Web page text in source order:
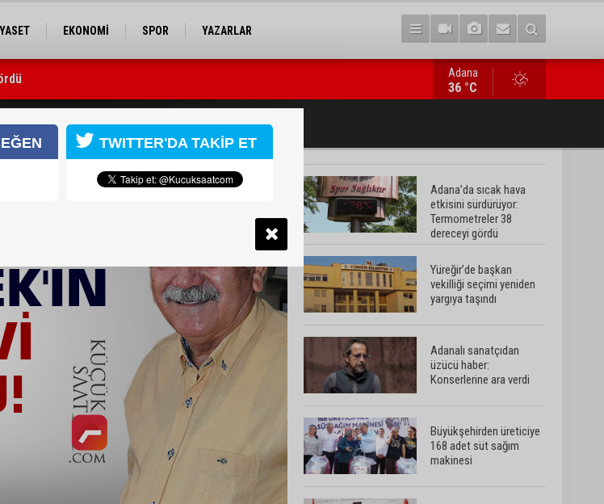
EKONOMİ SPOR YAZARLAR
Adanalı sanatçıdan üzücü haber: Konserlerine ara verdi
Adana
36 °C
Adana’da sıcak hava
etkisini sürdürüyor:
Termometreler 38
dereceyi gördü
Yüreğir’de başkan
vekilliği seçimi yeniden
yargıya taşındı
Adanalı sanatçıdan
üzücü haber:
Konserlerine ara verdi
Büyükşehirden üreticiye
168 adet süt sağım
makinesi
TWITTER'DA TAKİP ET